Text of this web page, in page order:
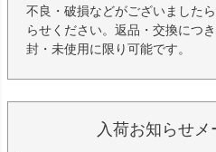
不良・破損などがございました
らせください。返品・交換につ
封・未使用に限り可能です。
入荷お知らせ